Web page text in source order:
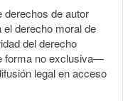
derechos de autor
derecho moral de
del derecho
forma no exclusiva—
legal en acceso